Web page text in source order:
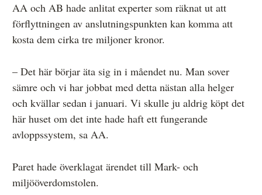
AA och AB hade anlitat experter som räknat ut att
förflyttningen av anslutningspunkten kan komma att
kosta dem cirka tre miljoner kronor.
– Det här börjar äta sig in i måendet nu. Man sover
sämre och vi har jobbat med detta nästan alla helger
och kvällar sedan i januari. Vi skulle ju aldrig köpt det
här huset om det inte hade haft ett fungerande
avloppssystem, sa AA.
Paret hade överklagat ärendet till Mark- och
miljööverdomstolen.